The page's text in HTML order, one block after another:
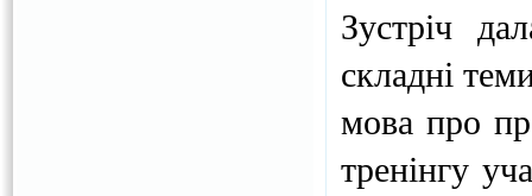
Зустріч
складні
мова про
тренінгу